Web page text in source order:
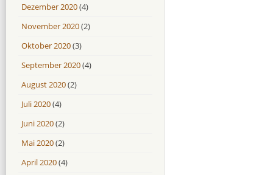
Dezember 2020(4)
November 2020(2)
Oktober 2020(3)
September 2020(4)
August 2020(2)
Juli 2020(4)
Juni 2020(2)
Mai 2020(2)
April 2020(4)